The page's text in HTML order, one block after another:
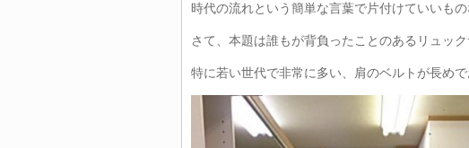
時代の流れという簡単な言葉で片付けていいも
さて、本題は誰もが背負ったことのあるリュック
特に若い世代で非常に多い、肩のベルトが長め